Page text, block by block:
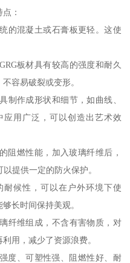
：
的混凝土或石膏板更轻。这使
板材具有较高的强度和耐久
容易破裂或变形。
制作成形状和细节，如曲线、
用广泛，可以创造出艺术效
阻燃性能，加入玻璃纤维后，
提供一定的防火保护。
耐候性，可以在户外环境下使
长时间保持美观。
纤维组成，不含有害物质，对
用，减少了资源浪费。
度、可塑性强、阻燃性好、耐